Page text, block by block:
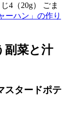
4（20g） ごま
ーハン」の作り
副菜と汁
スタードポテ